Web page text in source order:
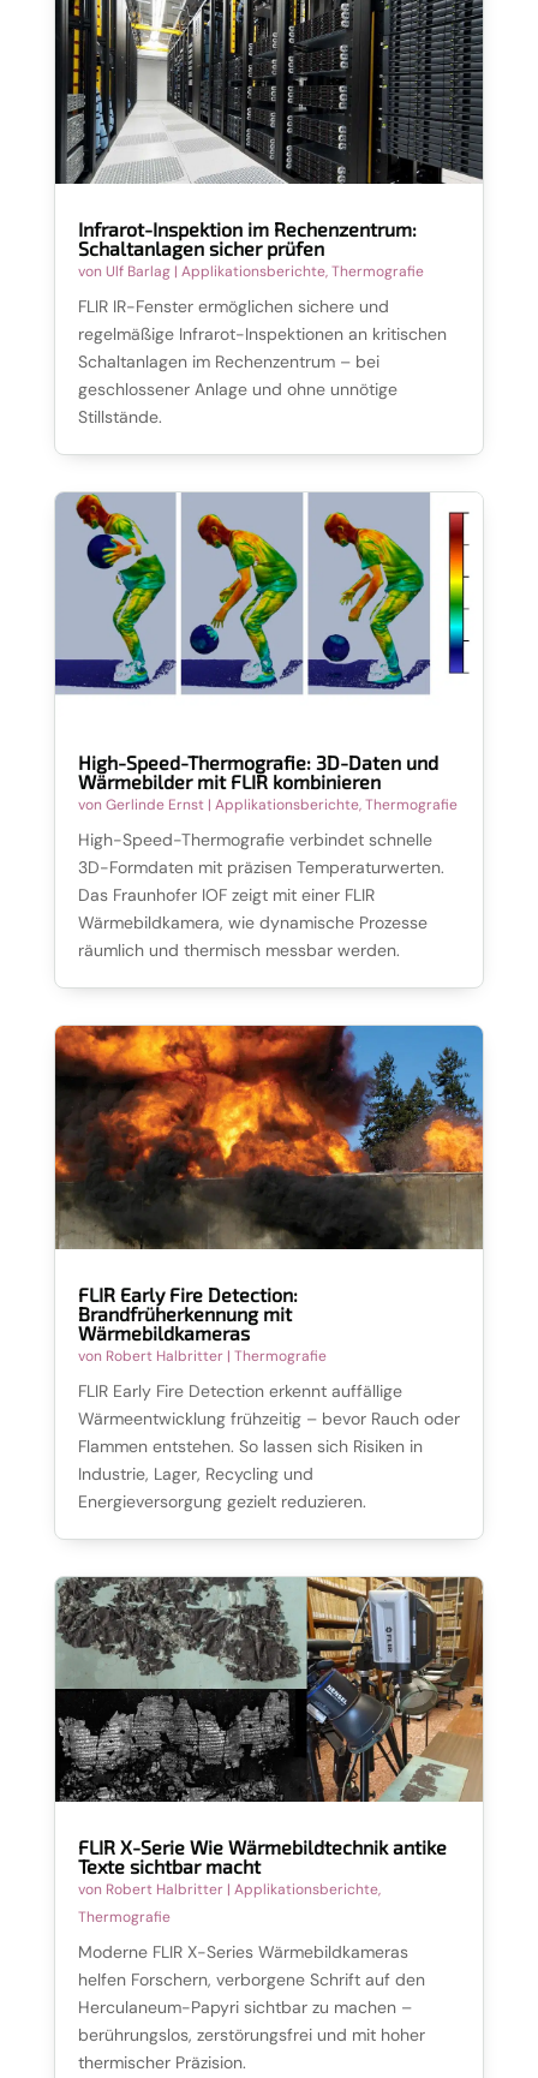
Infrarot-Inspektion im Rechenzentrum:
Schaltanlagen sicher prüfen
von Ulf Barlag| Applikationsberichte,Thermografie
FLIR IR-Fenster ermöglichen sichere und
regelmäßige Infrarot-Inspektionen an kritischen
Schaltanlagen im Rechenzentrum – bei
geschlossener Anlage und ohne unnötige
Stillstände.
High-Speed-Thermografie: 3D-Daten und
Wärmebilder mit FLIR kombinieren
von Gerlinde Ernst| Applikationsberichte,Thermografie
High-Speed-Thermografie verbindet schnelle
3D-Formdaten mit präzisen Temperaturwerten.
Das Fraunhofer IOF zeigt mit einer FLIR
Wärmebildkamera, wie dynamische Prozesse
räumlich und thermisch messbar werden.
FLIR Early Fire Detection:
Brandfrüherkennung mit
Wärmebildkameras
von Robert Halbritter| Thermografie
FLIR Early Fire Detection erkennt auffällige
Wärmeentwicklung frühzeitig – bevor Rauch oder
Flammen entstehen. So lassen sich Risiken in
Industrie, Lager, Recycling und
Energieversorgung gezielt reduzieren.
FLIR X-Serie Wie Wärmebildtechnik antike
Texte sichtbar macht
von Robert Halbritter| Applikationsberichte,
Thermografie
Moderne FLIR X-Series Wärmebildkameras
helfen Forschern, verborgene Schrift auf den
Herculaneum-Papyri sichtbar zu machen –
berührungslos, zerstörungsfrei und mit hoher
thermischer Präzision.